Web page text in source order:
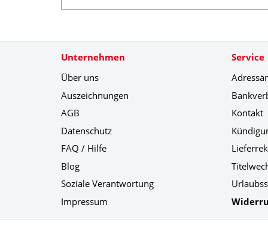
Unternehmen
Über uns
Auszeichnungen
AGB
Datenschutz
FAQ / Hilfe
Blog
Soziale Verantwortung
Impressum
Service
Kontakt